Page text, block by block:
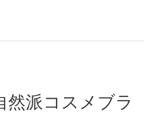
然派コスメブラ